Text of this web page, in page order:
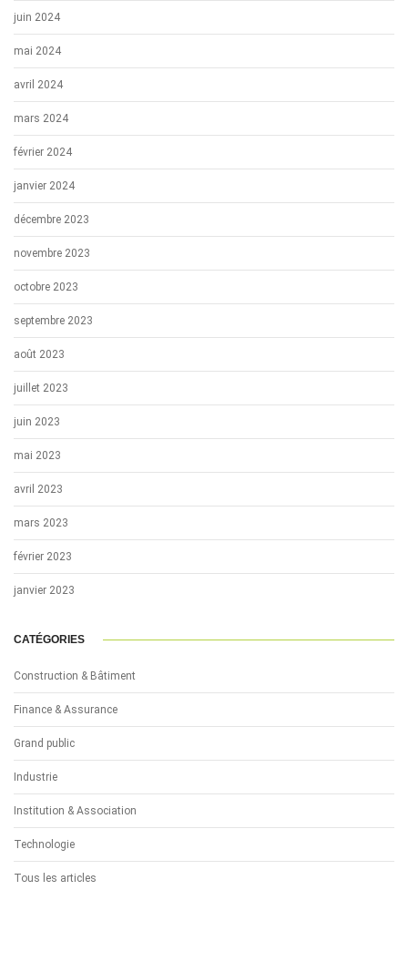
juin 2024
mai 2024
avril 2024
mars 2024
février 2024
janvier 2024
décembre 2023
novembre 2023
octobre 2023
septembre 2023
août 2023
juillet 2023
juin 2023
mai 2023
avril 2023
mars 2023
février 2023
janvier 2023
CATÉGORIES
Construction & Bâtiment
Finance & Assurance
Grand public
Industrie
Institution & Association
Technologie
Tous les articles